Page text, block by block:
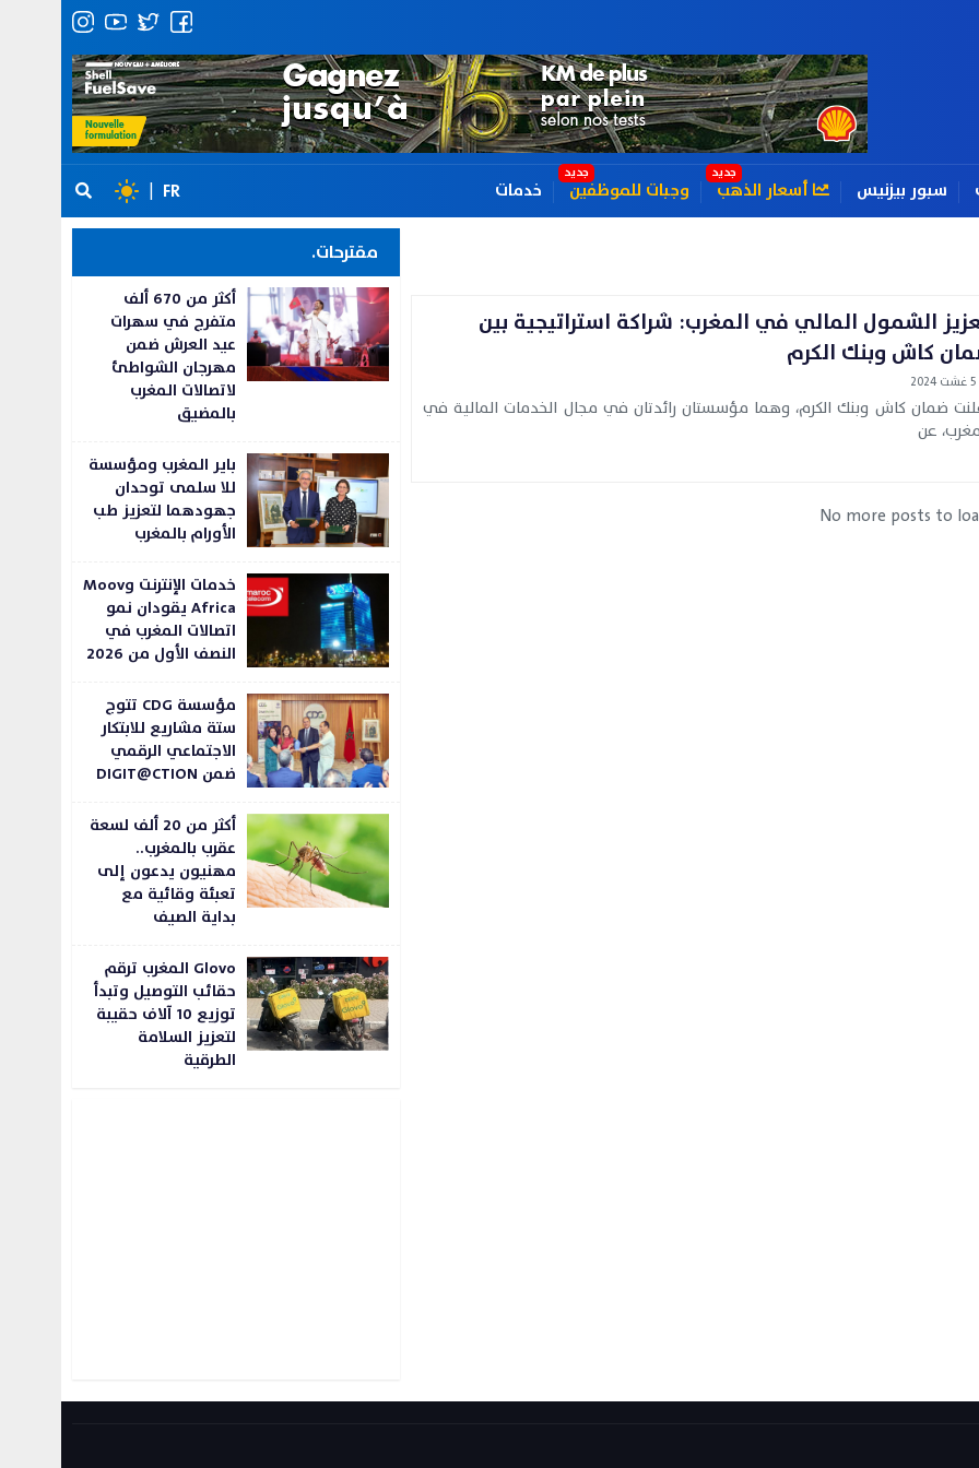
سبور بيزنيس أسعار الذهب وجبات للموظفين خدمات FR
|
الشمول المالي في المغرب: شراكة استراتيجية بين
كاش وبنك الكرم
ضمان كاش وبنك الكرم، وهما مؤسستان رائدتان في مجال الخدمات المالية في
عن
No more posts to
مقترحات.
أكثر من 670 ألف
متفرج في سهرات
عيد العرش ضمن
مهرجان الشواطئ
لاتصالات المغرب
بالمضيق
باير المغرب ومؤسسة
للا سلمى توحدان
جهودهما لتعزيز طب
الأورام بالمغرب
خدمات الإنترنت وMoov
Africa يقودان نمو
اتصالات المغرب في
النصف الأول من 2026
مؤسسة CDG تتوج
ستة مشاريع للابتكار
الاجتماعي الرقمي
ضمن DIGIT@CTION
أكثر من 20 ألف لسعة
عقرب بالمغرب..
مهنيون يدعون إلى
تعبئة وقائية مع
بداية الصيف
Glovo المغرب ترقم
حقائب التوصيل وتبدأ
توزيع 10 آلاف حقيبة
لتعزيز السلامة
الطرقية